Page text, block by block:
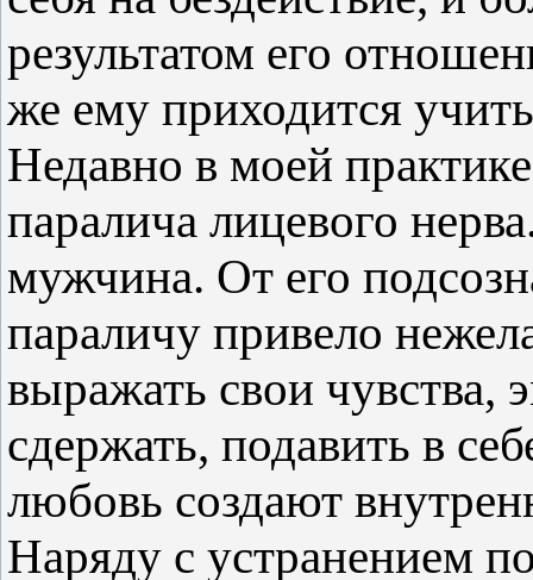
результатом его
же ему приходится
Недавно в моей
паралича лицевого
мужчина. От его
параличу привело
выражать свои
сдержать, подавить в
любовь создают
Наряду с устранением